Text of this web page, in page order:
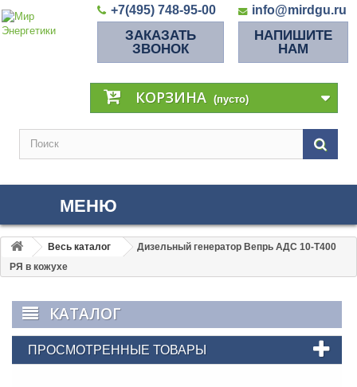
+7(495) 748-95-00 info@mirdgu.ru
ЗАКАЗАТЬ
ЗВОНОК
НАПИШИТЕ
НАМ
КОРЗИНА (пусто)
МЕНЮ
Весь каталог
Дизельный генератор Вепрь АДС 10-Т400
РЯ в кожухе
КАТАЛОГ
ПРОСМОТРЕННЫЕ ТОВАРЫ